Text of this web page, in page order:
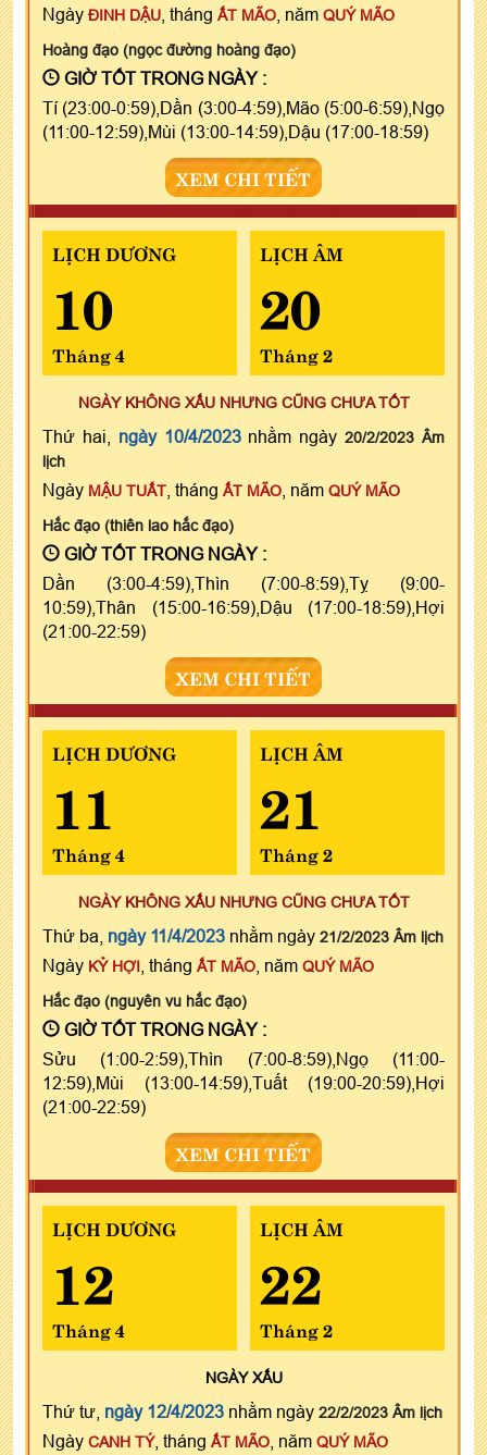
Ngày ĐINH DẬU , tháng ẤT MÃO , năm QUÝ MÃO
Hoàng đạo (ngọc đường hoàng đạo)
GIỜ TỐT TRONG NGÀY :
Tí (23:00-0:59),Dần (3:00-4:59),Mão (5:00-6:59),Ngọ
(11:00-12:59),Mùi (13:00-14:59),Dậu (17:00-18:59)
XEM CHI TIẾT
LỊCH DƯƠNG
10
Tháng 4
LỊCH ÂM
20
Tháng 2
NGÀY KHÔNG XẤU NHƯNG CŨNG CHƯA TỐT
Thứ hai, ngày 10/4/2023nhằm ngày20/2/2023 Âm
lịch
Ngày MẬU TUẤT , tháng ẤT MÃO , năm QUÝ MÃO
Hắc đạo (thiên lao hắc đạo)
GIỜ TỐT TRONG NGÀY :
Dần (3:00-4:59),Thìn (7:00-8:59),Tỵ (9:00-
10:59),Thân (15:00-16:59),Dậu (17:00-18:59),Hợi
(21:00-22:59)
XEM CHI TIẾT
LỊCH DƯƠNG
11
Tháng 4
LỊCH ÂM
21
Tháng 2
NGÀY KHÔNG XẤU NHƯNG CŨNG CHƯA TỐT
Thứ ba, ngày 11/4/2023 nhằm ngày 21/2/2023 Âm lịch
Ngày KỶ HỢI , tháng ẤT MÃO , năm QUÝ MÃO
Hắc đạo (nguyên vu hắc đạo)
GIỜ TỐT TRONG NGÀY :
Sửu (1:00-2:59),Thìn (7:00-8:59),Ngọ (11:00-
12:59),Mùi (13:00-14:59),Tuất (19:00-20:59),Hợi
(21:00-22:59)
XEM CHI TIẾT
LỊCH DƯƠNG
12
Tháng 4
LỊCH ÂM
22
Tháng 2
NGÀYXẤU
Thứ tư, ngày 12/4/2023 nhằm ngày 22/2/2023 Âm lịch
Ngày CANH TÝ, tháng ẤT MÃO , năm QUÝ MÃO